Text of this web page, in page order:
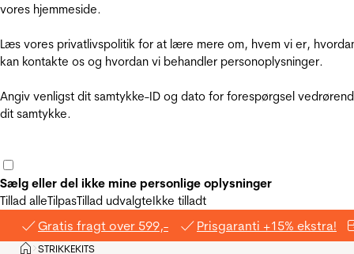
vores hjemmeside.
Læs vores privatlivspolitik for at lære mere om, hvem vi er,
kan kontakte os og hvordan vi behandler personoplysninger.
Angiv venligst dit samtykke-ID og dato for forespørgsel
dit samtykke.
Sælg eller del ikke mine personlige oplysninger
Tillad alleTilpasTillad udvalgteIkke tilladt
Gratis fragt over 599,- Prisgaranti +15% ekstra!
Hjem
>STRIKKEKITS